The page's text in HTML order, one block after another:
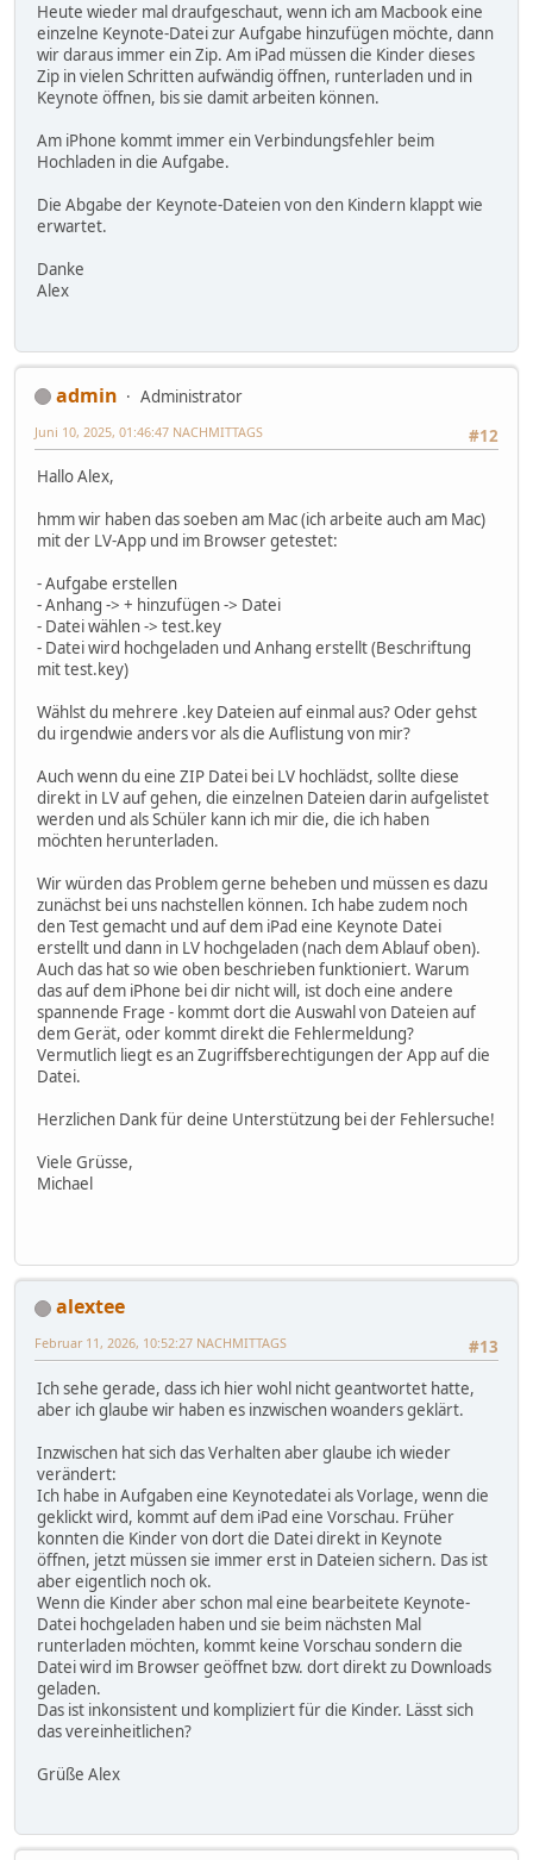
Heute wieder mal draufgeschaut, wenn ich am Macbook eine
einzelne Keynote-Datei zur Aufgabe hinzufügen möchte, dann
wir daraus immer ein Zip. Am iPad müssen die Kinder dieses
Zip in vielen Schritten aufwändig öffnen, runterladen und in
Keynote öffnen, bis sie damit arbeiten können.
Am iPhone kommt immer ein Verbindungsfehler beim
Hochladen in die Aufgabe.
Die Abgabe der Keynote-Dateien von den Kindern klappt wie
erwartet.
Danke
Alex
admin
Administrator
#12
Juni 10, 2025, 01:46:47 NACHMITTAGS
Hallo Alex,
hmm wir haben das soeben am Mac (ich arbeite auch am Mac)
mit der LV-App und im Browser getestet:
- Aufgabe erstellen
- Anhang -> + hinzufügen -> Datei
- Datei wählen -> test.key
- Datei wird hochgeladen und Anhang erstellt (Beschriftung
mit test.key)
Wählst du mehrere .key Dateien auf einmal aus? Oder gehst
du irgendwie anders vor als die Auflistung von mir?
Auch wenn du eine ZIP Datei bei LV hochlädst, sollte diese
direkt in LV auf gehen, die einzelnen Dateien darin aufgelistet
werden und als Schüler kann ich mir die, die ich haben
möchten herunterladen.
Wir würden das Problem gerne beheben und müssen es dazu
zunächst bei uns nachstellen können. Ich habe zudem noch
den Test gemacht und auf dem iPad eine Keynote Datei
erstellt und dann in LV hochgeladen (nach dem Ablauf oben).
Auch das hat so wie oben beschrieben funktioniert. Warum
das auf dem iPhone bei dir nicht will, ist doch eine andere
spannende Frage - kommt dort die Auswahl von Dateien auf
dem Gerät, oder kommt direkt die Fehlermeldung?
Vermutlich liegt es an Zugriffsberechtigungen der App auf die
Datei.
Herzlichen Dank für deine Unterstützung bei der Fehlersuche!
Viele Grüsse,
Michael
alextee
#13
Februar 11, 2026, 10:52:27 NACHMITTAGS
Ich sehe gerade, dass ich hier wohl nicht geantwortet hatte,
aber ich glaube wir haben es inzwischen woanders geklärt.
Inzwischen hat sich das Verhalten aber glaube ich wieder
verändert:
Ich habe in Aufgaben eine Keynotedatei als Vorlage, wenn die
geklickt wird, kommt auf dem iPad eine Vorschau. Früher
konnten die Kinder von dort die Datei direkt in Keynote
öffnen, jetzt müssen sie immer erst in Dateien sichern. Das ist
aber eigentlich noch ok.
Wenn die Kinder aber schon mal eine bearbeitete Keynote-
Datei hochgeladen haben und sie beim nächsten Mal
runterladen möchten, kommt keine Vorschau sondern die
Datei wird im Browser geöffnet bzw. dort direkt zu Downloads
geladen.
Das ist inkonsistent und kompliziert für die Kinder. Lässt sich
das vereinheitlichen?
Grüße Alex